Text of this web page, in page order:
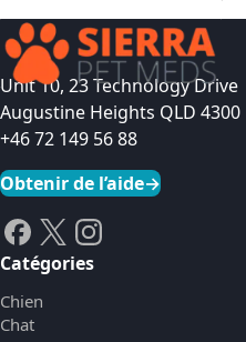
Unit 10, 23 Technology Drive
Augustine Heights QLD 4300
+46 72 149 56 88
Obtenir de l’aide→
Catégories
Chien
Chat